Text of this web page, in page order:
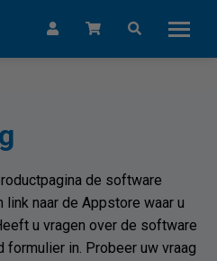
de software
naar de Appstore waar u
u vragen over de software
formulier in. Probeer uw vraag